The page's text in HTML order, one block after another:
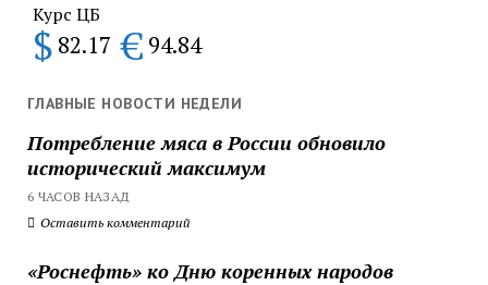
Курс ЦБ
$ 82.17 € 94.84
ГЛАВНЫЕ НОВОСТИ НЕДЕЛИ
Потребление мяса в России обновило
исторический максимум
6 ЧАСОВ НАЗАД
Оставить комментарий
«Роснефть» ко Дню коренных народов